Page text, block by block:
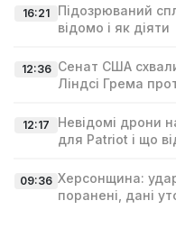
16:21
Підозрюваний
відомо і як діяти
12:36 Сенат США
Ліндсі Гремa
12:17
Невідомі дрони
для Patriot і що
09:36 Херсонщина:
поранені, дані